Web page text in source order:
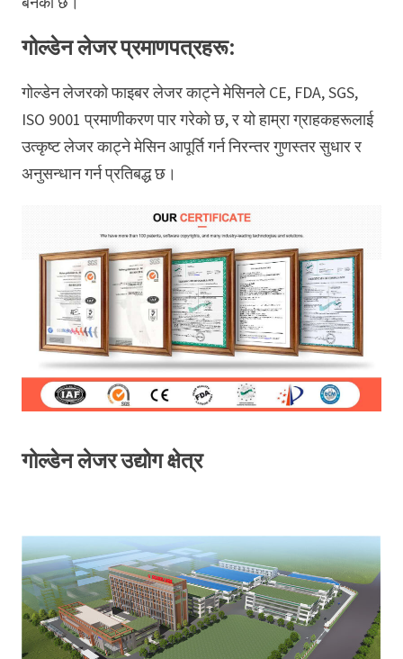
गोल्डेन लेजर प्रमाणपत्रहरू:
गोल्डेन लेजरको फाइबर लेजर काट्ने मेसिनले CE, FDA, SGS,
ISO 9001 प्रमाणीकरण पार गरेको छ, र यो हाम्रा ग्राहकहरूलाई
उत्कृष्ट लेजर काट्ने मेसिन आपूर्ति गर्न निरन्तर गुणस्तर सुधार र
अनुसन्धान गर्न प्रतिबद्ध छ।
गोल्डेन लेजर उद्योग क्षेत्र